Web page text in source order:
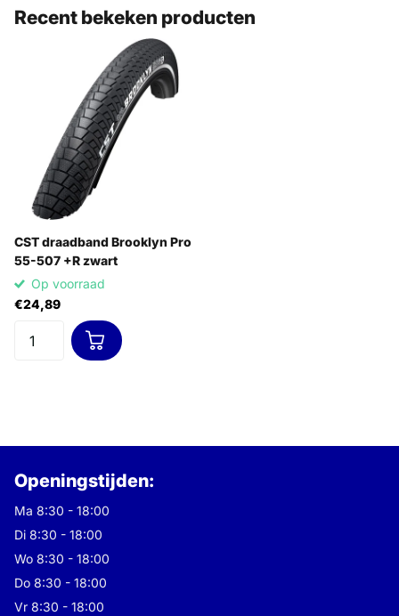
Recent bekeken producten
CST draadband Brooklyn Pro
55-507 +R zwart
Op voorraad
€24,89
Openingstijden:
Ma 8:30 - 18:00
Di 8:30 - 18:00
Wo 8:30 - 18:00
Do 8:30 - 18:00
Vr 8:30 - 18:00